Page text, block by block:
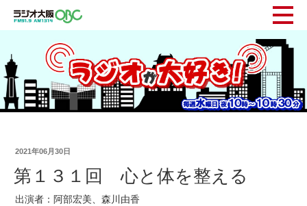
2021年06月30日
第１３１回 心と体を整える
出演者：阿部宏美、森川由香